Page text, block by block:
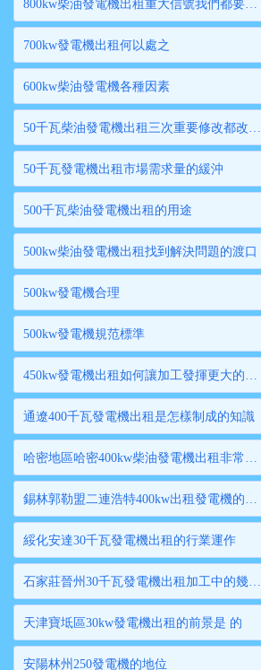
800kw柴油發電機出租重大信號我們都要了解
700kw發電機出租何以處之
600kw柴油發電機各種因素
50千瓦柴油發電機出租三次重要修改都改了啥
50千瓦發電機出租市場需求量的緩沖
500千瓦柴油發電機出租的用途
500kw柴油發電機出租找到解決問題的渡口
500kw發電機合理
500kw發電機規范標準
450kw發電機出租如何讓加工發揮更大的優勢呢
通遼400千瓦發電機出租是怎樣制成的知識
哈密地區哈密400kw柴油發電機出租非常火爆
錫林郭勒盟二連浩特400kw出租發電機的性能特點
綏化安達30千瓦發電機出租的行業運作
石家莊晉州30千瓦發電機出租加工中的幾個問題及解決
天津寶坻區30kw發電機出租的前景是 的
安陽林州250發電機的地位